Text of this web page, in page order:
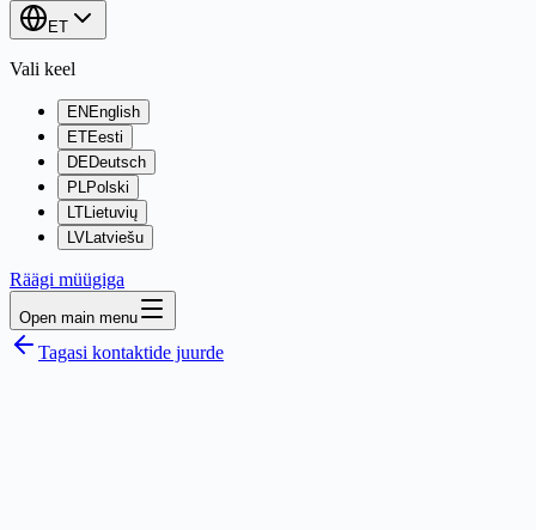
ET
Vali keel
EN English
ETEesti
DEDeutsch
PLPolski
LTLietuvių
LVLatviešu
Räägi müügiga
Open main menu
Tagasi kontaktide juurde